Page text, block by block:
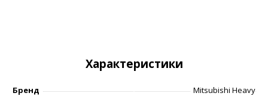
Характеристики
Бренд Mitsubishi Heavy